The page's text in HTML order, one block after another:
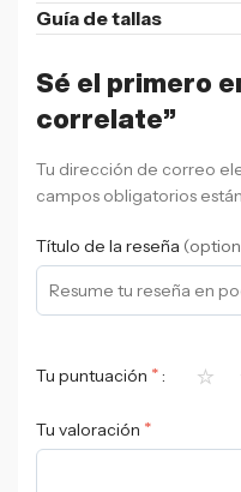
Guía de tallas
Sé el primero
correlate”
Tu dirección de correo
campos obligatorios
Título de la reseña
Tu puntuación * ⭐
Tu valoración *